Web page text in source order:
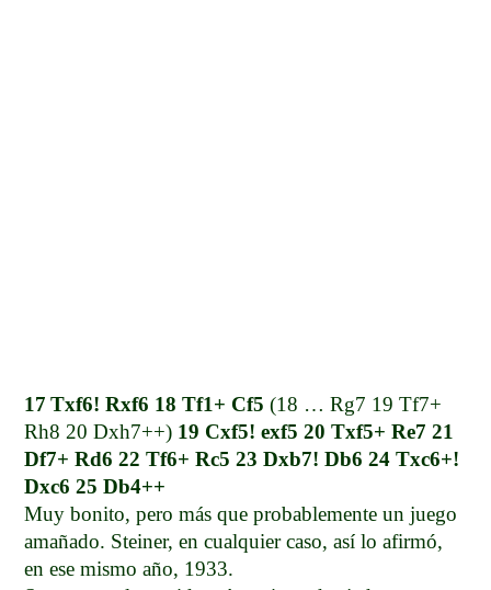
17 Txf6! Rxf6 18 Tf1+ Cf5(18 … Rg7 19 Tf7+
Rh8 20 Dxh7++) 19 Cxf5! exf5 20 Txf5+ Re7 21
Df7+ Rd6 22 Tf6+ Rc5 23 Dxb7! Db6 24 Txc6+!
Dxc6 25 Db4++
Muy bonito, pero más que probablemente un juego
amañado. Steiner, en cualquier caso, así lo afirmó,
en ese mismo año, 1933.